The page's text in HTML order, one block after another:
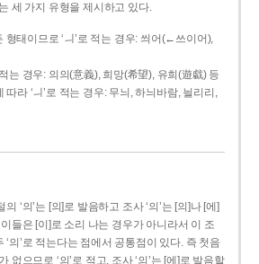
세 가지 유형을 제시하고 있다.
형태이므로 ‘ㅢ’로 적는 경우: 씌어(←쓰이어),
는 경우: 의의(意義), 희망(希望), 유희(遊戱) 등
라 ‘ㅢ’로 적는 경우: 무늬, 하늬바람, 늴리리,
의 ‘의’는 [의]로 발음하고 조사 ‘의’는 [의]나 [에]
들은 [이]로 소리 나는 경우가 아니라서 이 조
‘의’로 적는다는 점에서 공통점이 있다. 즉 첫음
없으므로 ‘의’로 적고, 조사 ‘의’는 [에]로 발음할